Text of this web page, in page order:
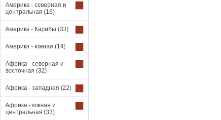
Америка - северная и
центральная (16)
Америка - Карибы (33)
Америка - южная (14)
Африка - северная и
восточная (32)
Африка - западная (22)
Африка - южная и
центральная (33)